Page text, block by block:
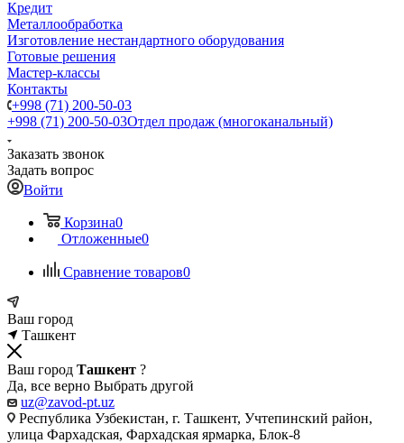
Кредит
Металлообработка
Изготовление нестандартного оборудования
Готовые решения
Мастер-классы
Контакты
+998 (71) 200-50-03
+998 (71) 200-50-03Отдел продаж (многоканальный)
Заказать звонок
Задать вопрос
Войти
Корзина0
Отложенные0
Сравнение товаров0
Ваш город
Ташкент
Ваш город Ташкент ?
Да, все верно Выбрать другой
uz@zavod-pt.uz
Республика Узбекистан, г. Ташкент, Учтепинский район,
улица Фархадская, Фархадская ярмарка, Блок-8